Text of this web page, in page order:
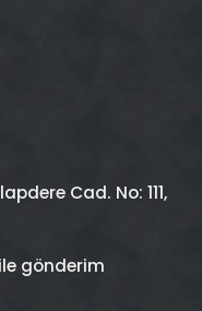
Cad. No: 111,
gönderim